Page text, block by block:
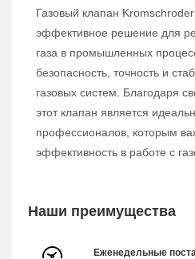
Газовый клапан
эффективное решение для
газа в промышленных
безопасность, точность и
газовых систем. Благодаря
этот клапан является
профессионалов, которым
эффективность в работе с
Наши преимущества
Еженедельные